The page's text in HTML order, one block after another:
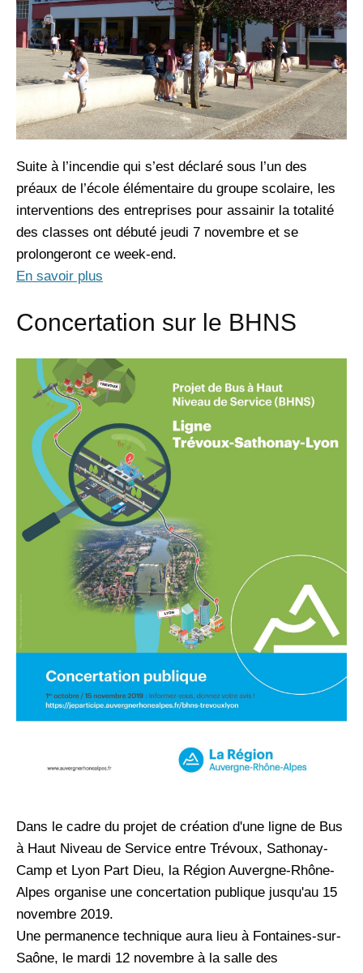
Suite à l’incendie qui s’est déclaré sous l’un des
préaux de l’école élémentaire du groupe scolaire, les
interventions des entreprises pour assainir la totalité
des classes ont débuté jeudi 7 novembre et se
prolongeront ce week-end.
En savoir plus
Concertation sur le BHNS
Dans le cadre du projet de création d'une ligne de Bus
à Haut Niveau de Service entre Trévoux, Sathonay-
Camp et Lyon Part Dieu, la Région Auvergne-Rhône-
Alpes organise une concertation publique jusqu'au 15
novembre 2019.
Une permanence technique aura lieu à Fontaines-sur-
Saône, le mardi 12 novembre à la salle des